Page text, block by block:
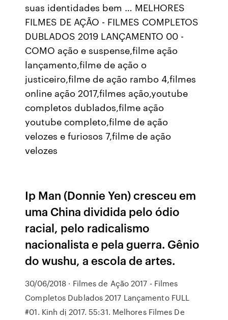
suas identidades bem … MELHORES
FILMES DE AÇÃO - FILMES COMPLETOS
DUBLADOS 2019 LANÇAMENTO 00 -
COMO ação e suspense,filme ação
lançamento,filme de ação o
justiceiro,filme de ação rambo 4,filmes
online ação 2017,filmes ação,youtube
completos dublados,filme ação
youtube completo,filme de ação
velozes e furiosos 7,filme de ação
velozes
Ip Man (Donnie Yen) cresceu em
uma China dividida pelo ódio
racial, pelo radicalismo
nacionalista e pela guerra. Gênio
do wushu, a escola de artes.
30/06/2018 · Filmes de Ação 2017 - Filmes
Completos Dublados 2017 Lançamento FULL
#01. Kinh dị 2017. 55:31. Melhores Filmes De